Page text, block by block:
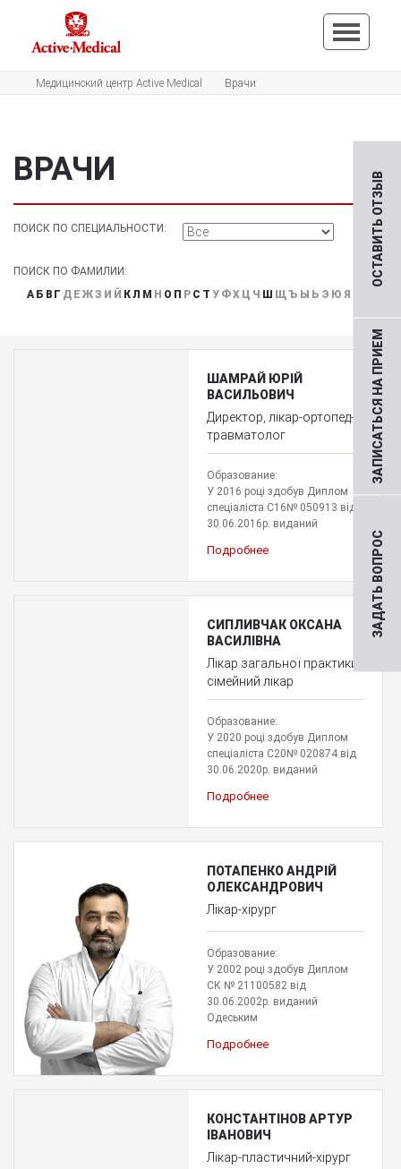
ЗАДАТЬ ВОПРОС
ЗАПИСАТЬСЯ НА ПРИЕМ
ОСТАВИТЬ ОТЗЫВ
Медицинский центр Active Medical Врачи
ВРАЧИ
ПОИСК ПО СПЕЦИАЛЬНОСТИ:
ПОИСК ПО ФАМИЛИИ:
А Б В Г Д Е ЖЗ И Й КЛ М Н О П Р С Т У ФХ Ц Ч Ш ЩЪ Ы Ь Э Ю Я
ШАМРАЙ ЮРІЙ
ВАСИЛЬОВИЧ
Директор, лікар-ортопед-
травматолог
Образование:
У 2016 році здобув Диплом
спеціаліста С16№ 050913 від
30.06.2016р. виданий
Подробнее
СИПЛИВЧАК ОКСАНА
ВАСИЛІВНА
Лікар загальної практики-
сімейний лікар
Образование:
У 2020 році здобув Диплом
спеціаліста С20№ 020874 від
30.06.2020р. виданий
Подробнее
ПОТАПЕНКО АНДРІЙ
ОЛЕКСАНДРОВИЧ
Лікар-хірург
Образование:
У 2002 році здобув Диплом
СК № 21100582 від
30.06.2002р. виданий
Одеським
Подробнее
КОНСТАНТІНОВ АРТУР
ІВАНОВИЧ
Лікар-пластичний-хірург